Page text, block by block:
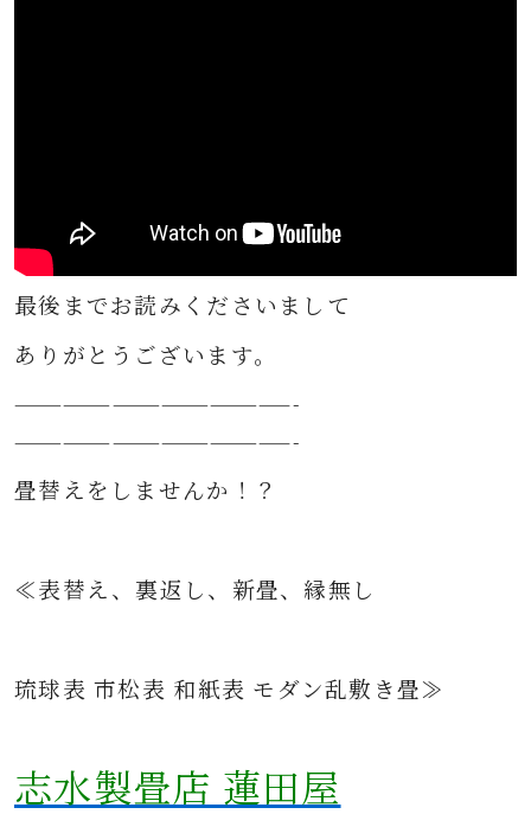
最後までお読みくださいまして
ありがとうございます。
—————————————————-
—————————————————-
畳替えをしませんか！？
≪表替え、裏返し、新畳、縁無し
琉球表 市松表 和紙表 モダン乱敷き畳≫
志水製畳店 蓮田屋